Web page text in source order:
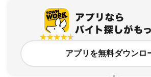
アプリを無料ダウンロ